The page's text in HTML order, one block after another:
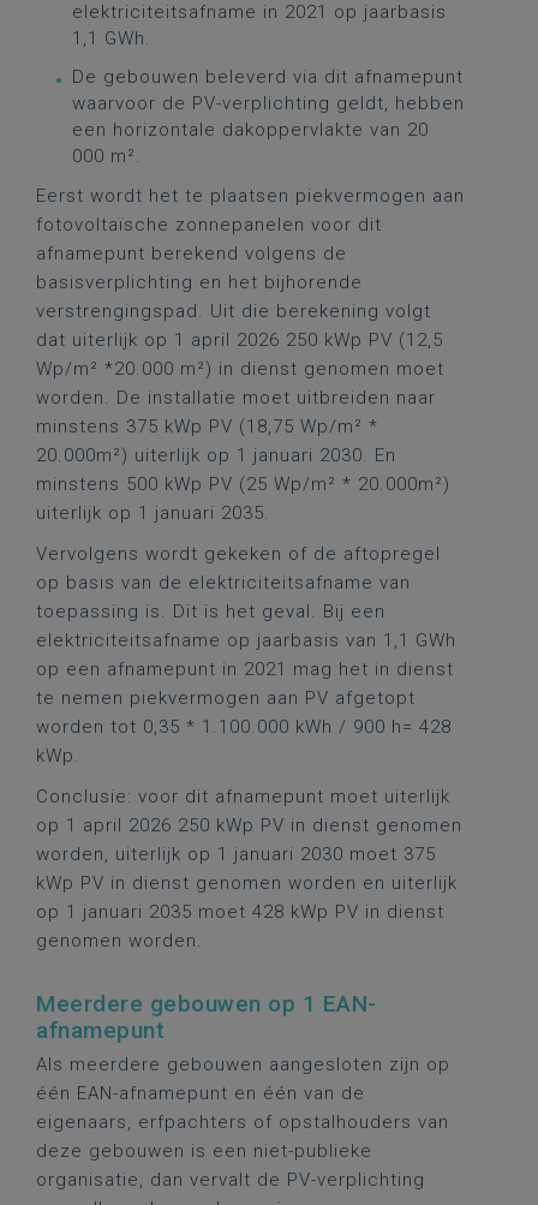
elektriciteitsafname in 2021 op jaarbasis
1,1 GWh.
De gebouwen beleverd via dit afnamepunt
waarvoor de PV-verplichting geldt, hebben
een horizontale dakoppervlakte van 20
000 m².
Eerst wordt het te plaatsen piekvermogen aan
fotovoltaïsche zonnepanelen voor dit
afnamepunt berekend volgens de
basisverplichting en het bijhorende
verstrengingspad. Uit die berekening volgt
dat uiterlijk op 1 april 2026 250 kWp PV (12,5
Wp/m² *20.000 m²) in dienst genomen moet
worden. De installatie moet uitbreiden naar
minstens 375 kWp PV (18,75 Wp/m² *
20.000m²) uiterlijk op 1 januari 2030. En
minstens 500 kWp PV (25 Wp/m² * 20.000m²)
uiterlijk op 1 januari 2035.
Vervolgens wordt gekeken of de aftopregel
op basis van de elektriciteitsafname van
toepassing is. Dit is het geval. Bij een
elektriciteitsafname op jaarbasis van 1,1 GWh
op een afnamepunt in 2021 mag het in dienst
te nemen piekvermogen aan PV afgetopt
worden tot 0,35 * 1.100.000 kWh / 900 h= 428
kWp.
Conclusie: voor dit afnamepunt moet uiterlijk
op 1 april 2026 250 kWp PV in dienst genomen
worden, uiterlijk op 1 januari 2030 moet 375
kWp PV in dienst genomen worden en uiterlijk
op 1 januari 2035 moet 428 kWp PV in dienst
genomen worden.
Meerdere gebouwen op 1 EAN-
afnamepunt
Als meerdere gebouwen aangesloten zijn op
één EAN-afnamepunt en één van de
eigenaars, erfpachters of opstalhouders van
deze gebouwen is een niet-publieke
organisatie, dan vervalt de PV-verplichting